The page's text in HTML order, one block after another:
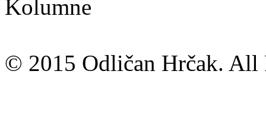
Kolumne
© 2015 Odličan Hrčak. All